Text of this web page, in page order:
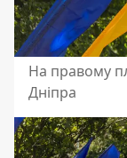
На правому
Дніпра